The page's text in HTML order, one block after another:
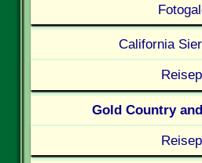
California
Gold Country